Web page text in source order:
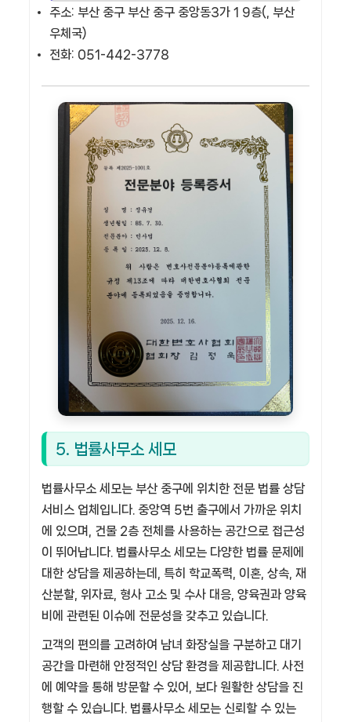
주소: 부산 중구 부산 중구 중앙동3가 1 9층(, 부산
우체국)
전화: 051-442-3778
5. 법률사무소 세모
법률사무소 세모는 부산 중구에 위치한 전문 법률 상담
서비스 업체입니다. 중앙역 5번 출구에서 가까운 위치
에 있으며, 건물 2층 전체를 사용하는 공간으로 접근성
이 뛰어납니다. 법률사무소 세모는 다양한 법률 문제에
대한 상담을 제공하는데, 특히 학교폭력, 이혼, 상속, 재
산분할, 위자료, 형사 고소 및 수사 대응, 양육권과 양육
비에 관련된 이슈에 전문성을 갖추고 있습니다.
고객의 편의를 고려하여 남녀 화장실을 구분하고 대기
공간을 마련해 안정적인 상담 환경을 제공합니다. 사전
에 예약을 통해 방문할 수 있어, 보다 원활한 상담을 진
행할 수 있습니다. 법률사무소 세모는 신뢰할 수 있는